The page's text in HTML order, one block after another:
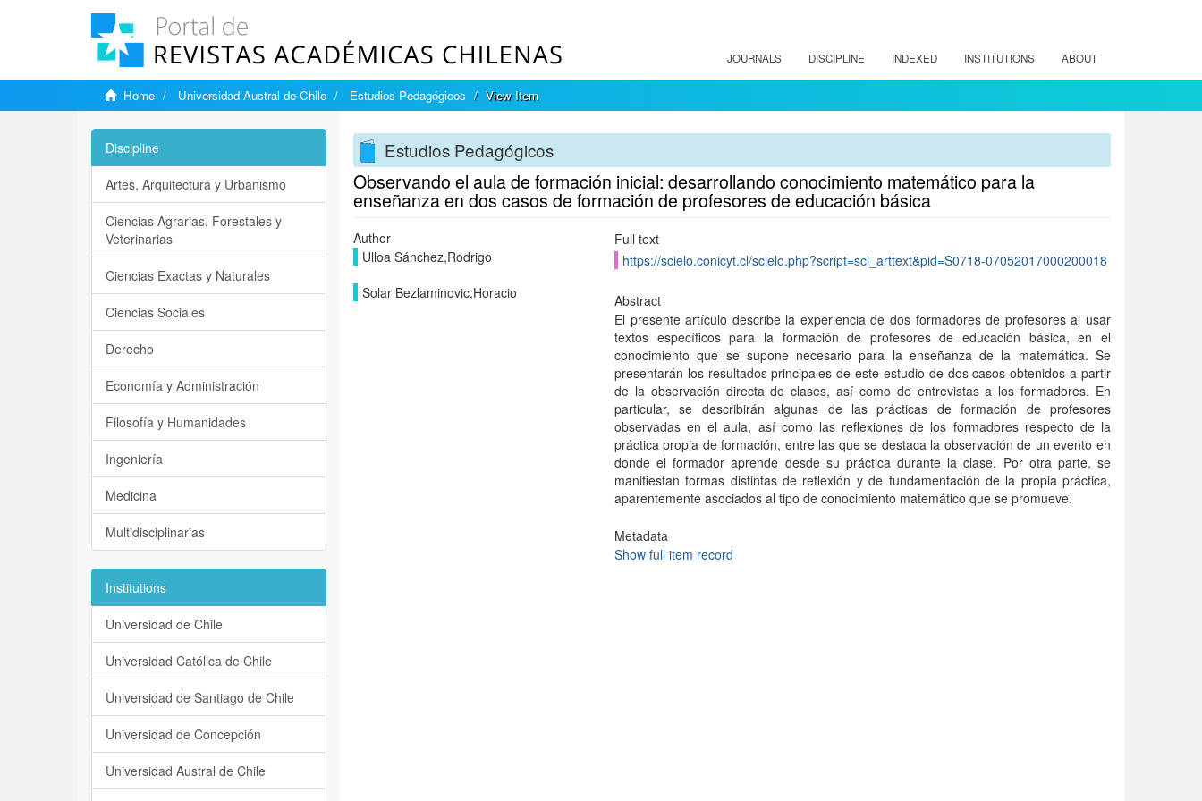
JOURNALS DISCIPLINE INDEXED INSTITUTIONS ABOUT
Home Universidad Austral de Chile Estudios Pedagógicos View Item
Estudios Pedagógicos
Observando el aula de formación inicial: desarrollando conocimiento matemático para la
enseñanza en dos casos de formación de profesores de educación básica
Author
Ulloa Sánchez,Rodrigo
Solar Bezlaminovic,Horacio
Full text
https://scielo.conicyt.cl/scielo.php?script=sci_arttext&pid=S0718-07052017000200018
Abstract
El presente artículo describe la experiencia de dos formadores de profesores al usar
textos específicos para la formación de profesores de educación básica, en el
conocimiento que se supone necesario para la enseñanza de la matemática. Se
presentarán los resultados principales de este estudio de dos casos obtenidos a partir
de la observación directa de clases, así como de entrevistas a los formadores. En
particular, se describirán algunas de las prácticas de formación de profesores
observadas en el aula, así como las reflexiones de los formadores respecto de la
práctica propia de formación, entre las que se destaca la observación de un evento en
donde el formador aprende desde su práctica durante la clase. Por otra parte, se
manifiestan formas distintas de reflexión y de fundamentación de la propia práctica,
aparentemente asociados al tipo de conocimiento matemático que se promueve.
Metadata
Show full item record
Discipline
Artes, Arquitectura y Urbanismo
Ciencias Agrarias, Forestales y
Veterinarias
Ciencias Exactas y Naturales
Ciencias Sociales
Derecho
Economía y Administración
Filosofía y Humanidades
Ingeniería
Medicina
Multidisciplinarias
Institutions
Universidad de Chile
Universidad Católica de Chile
Universidad de Santiago de Chile
Universidad de Concepción
Universidad Austral de Chile